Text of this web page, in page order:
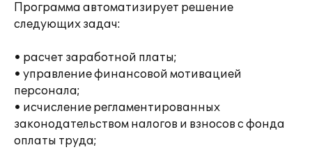
Программа автоматизирует решение
следующих задач:
• расчет заработной платы;
• управление финансовой мотивацией
персонала;
• исчисление регламентированных
законодательством налогов и взносов с фонда
оплаты труда;